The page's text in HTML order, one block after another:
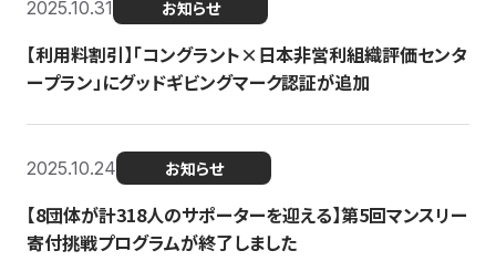
2025.10.31 お知らせ
【利用料割引】「コングラント×日本非営利組織評価センタ
ープラン」にグッドギビングマーク認証が追加
2025.10.24 お知らせ
【8団体が計318人のサポーターを迎える】​​第5回マンスリー
寄付挑戦プログラムが終了しました